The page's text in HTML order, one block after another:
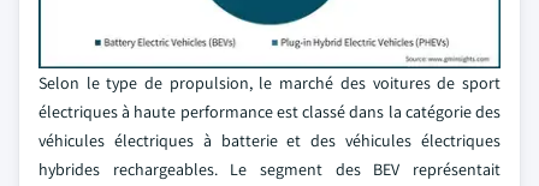
Selon le type de propulsion, le marché des voitures de sport
électriques à haute performance est classé dans la catégorie des
véhicules électriques à batterie et des véhicules électriques
hybrides rechargeables. Le segment des BEV représentait